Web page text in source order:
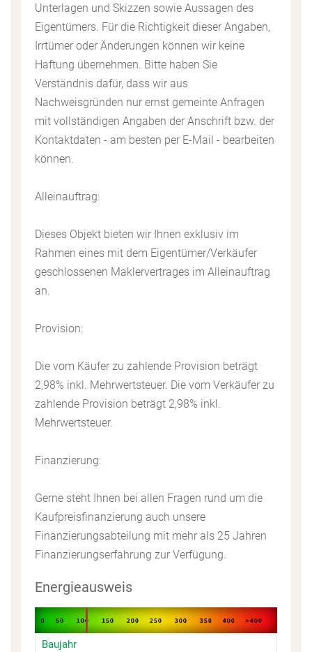
Unterlagen und Skizzen sowie Aussagen des
Eigentümers. Für die Richtigkeit dieser Angaben,
Irrtümer oder Änderungen können wir keine
Haftung übernehmen. Bitte haben Sie
Verständnis dafür, dass wir aus
Nachweisgründen nur ernst gemeinte Anfragen
mit vollständigen Angaben der Anschrift bzw. der
Kontaktdaten - am besten per E-Mail - bearbeiten
können.
Alleinauftrag:
Dieses Objekt bieten wir Ihnen exklusiv im
Rahmen eines mit dem Eigentümer/Verkäufer
geschlossenen Maklervertrages im Alleinauftrag
an.
Provision:
Die vom Käufer zu zahlende Provision beträgt
2,98% inkl. Mehrwertsteuer. Die vom Verkäufer zu
zahlende Provision beträgt 2,98% inkl.
Mehrwertsteuer.
Finanzierung:
Gerne steht Ihnen bei allen Fragen rund um die
Kaufpreisfinanzierung auch unsere
Finanzierungsabteilung mit mehr als 25 Jahren
Finanzierungserfahrung zur Verfügung.
Energieausweis
Baujahr